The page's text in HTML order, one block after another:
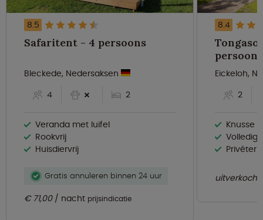
8.5
Safaritent - 4 persoons
Bleckede, Nedersaksen
4
2
Veranda met luifel
Rookvrij
Huisdiervrij
Gratis annuleren binnen 24 uur
€ 71,00 nacht prijsindicatie
8.4
persoons
Eickeloh,
2
Knusse
Volledig
uitverkocht